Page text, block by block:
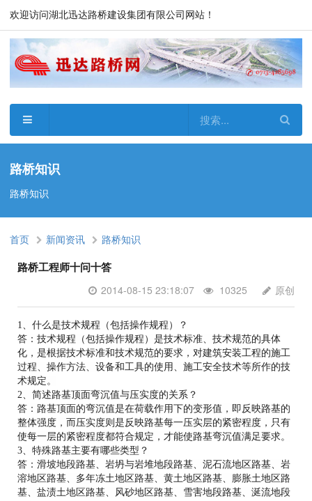
欢迎访问湖北迅达路桥建设集团有限公司网站！
路桥知识
路桥知识
首页 新闻资讯 路桥知识
路桥工程师十问十答
2014-08-15 23:18:07 10325 原创
1、什么是技术规程（包括操作规程）？
答：技术规程（包括操作规程）是技术标准、技术规范的具体
化，是根据技术标准和技术规范的要求，对建筑安装工程的施工
过程、操作方法、设备和工具的使用、施工安全技术等所作的技
术规定。
2、简述路基顶面弯沉值与压实度的关系？
答：路基顶面的弯沉值是在荷载作用下的变形值，即反映路基的
整体强度，而压实度则是反映路基每一压实层的紧密程度，只有
使每一层的紧密程度都符合规定，才能使路基弯沉值满足要求。
3、特殊路基主要有哪些类型？
答：滑坡地段路基、岩坍与岩堆地段路基、泥石流地区路基、岩
溶地区路基、多年冻土地区路基、黄土地区路基、膨胀土地区路
基、盐渍土地区路基、风砂地区路基、雪害地段路基、涎流地段